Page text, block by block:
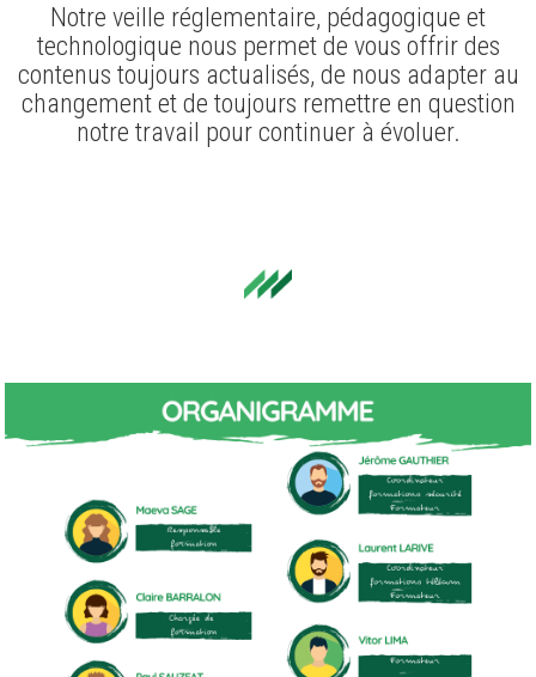
Notre veille réglementaire, pédagogique et
technologique nous permet de vous offrir des
contenus toujours actualisés, de nous adapter au
changement et de toujours remettre en question
notre travail pour continuer à évoluer.